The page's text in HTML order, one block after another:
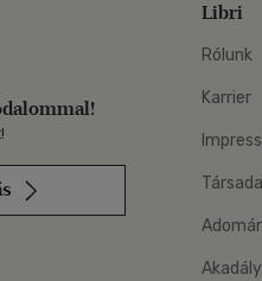
Libri
Rólunk
Karrier